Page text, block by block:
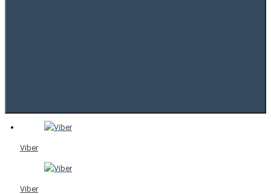
Viber
Viber